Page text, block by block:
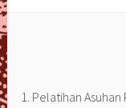
1. Pelatihan Asuhan